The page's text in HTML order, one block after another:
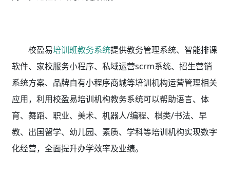
校盈易培训班教务系统提供教务管理系统、智能排课
软件、家校服务小程序、私域运营scrm系统、招生营销
系统方案、品牌自有小程序商城等培训机构运营管理相关
应用，利用校盈易培训机构教务系统可以帮助语言、体
育、舞蹈、职业、美术、机器人/编程、棋类/书法、早
教、出国留学、幼儿园、素质、学科等培训机构实现数字
化经营，全面提升办学效率及业绩。